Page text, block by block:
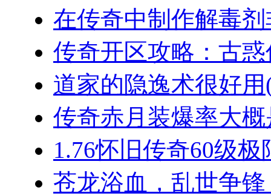
在传奇中制作解毒
传奇开区攻略：古
道家的隐逸术很好用
传奇赤月装爆率大
1.76怀旧传奇60级
苍龙浴血，乱世争